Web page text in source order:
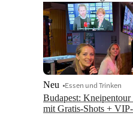
Budapest: Kneipentour
mit Gratis-Shots +
Neu Essen und Trinken